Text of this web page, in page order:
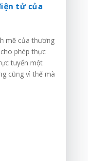
tử của
mẽ của thương
phép thực
tuyến một
cũng vì thế mà